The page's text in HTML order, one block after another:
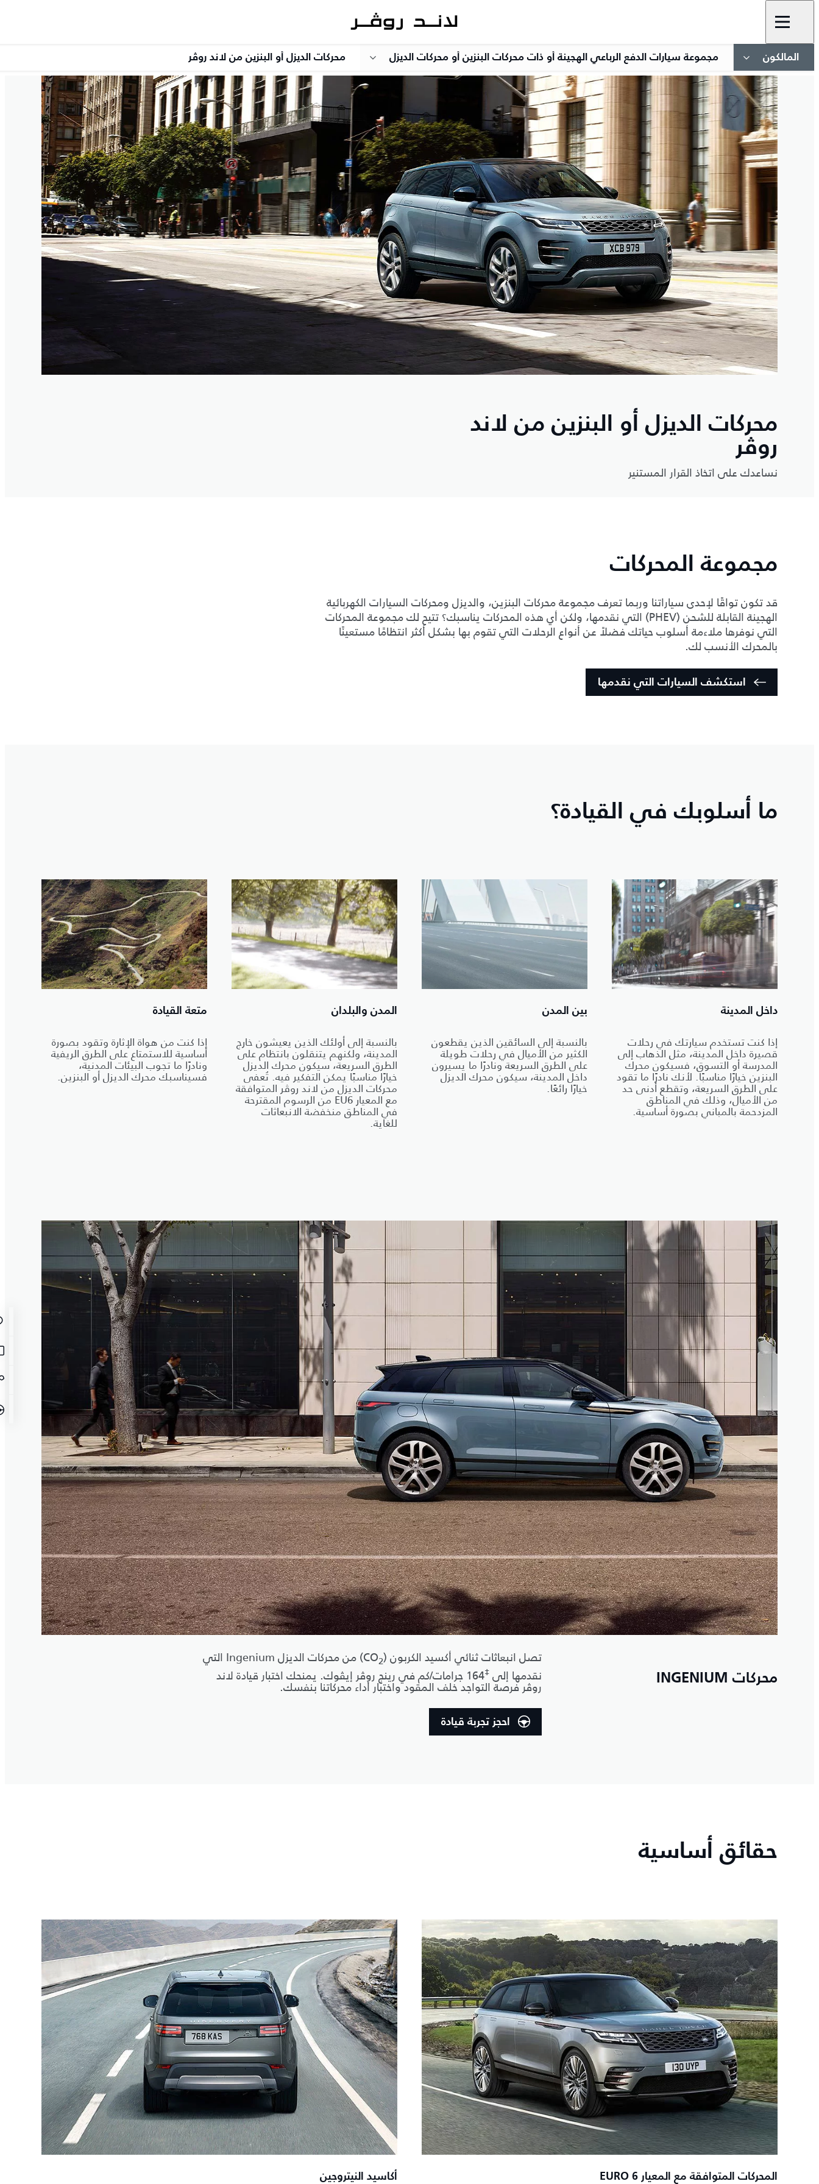
المالكون مجموعة سيارات الدفع الرباعي الهجينة أو ذات محركات البنزين أو محركات الديزل محركات الديزل أو البنزين من لاند روڤر
محركات الديزل أو البنزين من لاند
روڤر
نساعدك على اتخاذ القرار المستنير
مجموعة المحركات
قد تكون تواقًا لإحدى سياراتنا وربما تعرف مجموعة محركات البنزين، والديزل ومحركات السيارات الكهربائية
الهجينة القابلة للشحن (PHEV) التي نقدمها، ولكن أي هذه المحركات يناسبك؟ تتيح لك مجموعة المحركات
التي نوفرها ملاءمة أسلوب حياتك فضلاً عن أنواع الرحلات التي تقوم بها بشكل أكثر انتظامًا مستعينًا
بالمحرك الأنسب لك.
استكشف السيارات التي نقدمها
ما أسلوبك في القيادة؟
داخل المدينة
إذا كنت تستخدم سيارتك في رحلات
قصيرة داخل المدينة، مثل الذهاب إلى
المدرسة أو التسوق، فسيكون محرك
البنزين خيارًا مناسبًا. لأنك نادرًا ما تقود
على الطرق السريعة، وتقطع أدنى حد
من الأميال، وذلك في المناطق
المزدحمة بالمباني بصورة أساسية.
بين المدن
بالنسبة إلى السائقين الذين يقطعون
الكثير من الأميال في رحلات طويلة
على الطرق السريعة ونادرًا ما يسيرون
داخل المدينة، سيكون محرك الديزل
خيارًا رائعًا.
المدن والبلدان
بالنسبة إلى أولئك الذين يعيشون خارج
المدينة، ولكنهم يتنقلون بانتظام على
الطرق السريعة، سيكون محرك الديزل
خيارًا مناسبًا يمكن التفكير فيه. تُعفى
محركات الديزل من لاند روڤر المتوافقة
مع المعيار EU6 من الرسوم المقترحة
في المناطق منخفضة الانبعاثات
للغاية.
متعة القيادة
إذا كنت من هواة الإثارة وتقود بصورة
أساسية للاستمتاع على الطرق الريفية
ونادرًا ما تجوب البيئات المدنية،
فسيناسبك محرك الديزل أو البنزين.
محركات INGENIUM
تصل انبعاثات ثنائي أكسيد الكربون (CO2
‎) من محركات الديزل Ingenium التي
نقدمها إلى ‡ 164 جرامات/كم في رينج روڤر إيڤوك. يمنحك اختبار قيادة لاند
روڤر فرصة التواجد خلف المقود واختبار أداء محركاتنا بنفسك.
احجز تجربة قيادة
حقائق أساسية
المحركات المتوافقة مع المعيار EURO 6 أكاسيد النيتروجين